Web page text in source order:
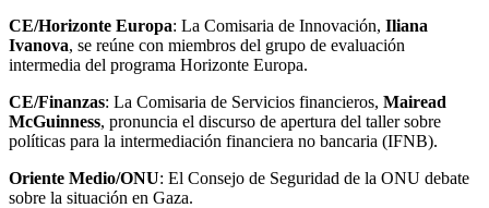
CE/Horizonte Europa: La Comisaria de Innovación, Iliana
Ivanova, se reúne con miembros del grupo de evaluación
intermedia del programa Horizonte Europa.
CE/Finanzas: La Comisaria de Servicios financieros, Mairead
McGuinness, pronuncia el discurso de apertura del taller sobre
políticas para la intermediación financiera no bancaria (IFNB).
Oriente Medio/ONU: El Consejo de Seguridad de la ONU debate
sobre la situación en Gaza.